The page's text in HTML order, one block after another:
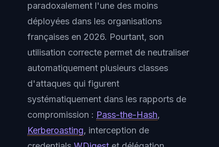
paradoxalement l'une des moins
déployées dans les organisations
françaises en 2026. Pourtant, son
utilisation correcte permet de neutraliser
automatiquement plusieurs classes
d'attaques qui figurent
systématiquement dans les rapports de
compromission : Pass-the-Hash,
Kerberoasting, interception de